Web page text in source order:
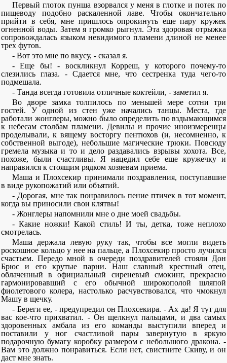
Первый глоток пунша взорвался у меня в глотке и потек по
пищеводу подобно раскаленной лаве. Чтобы окончательно
прийти в себя, мне пришлось опрокинуть еще пару кружек
огненной воды. Затем я громко рыгнул. Эта здоровая отрыжка
сопровождалась языком невидимого пламени длиной не менее
трех футов.
- Вот это мне по вкусу, - сказал я.
- Еще бы! - воскликнул Корреш, у которого почему-то
слезились глаза. - Сдается мне, что сестренка туда чего-то
подмешала.
- Танда всегда готовила отличные коктейли, - заметил я.
Во дворе замка толпилось по меньшей мере сотни три
гостей. У одной из стен уже начались танцы. Места, где
работали жонглеры, можно было определить по вздымающимся
к небесам столбам пламени. Девилы и прочие иноизмеренцы
проделывали, к вящему восторгу пентюхов (и, несомненно, к
собственной выгоде), небольшие магические трюки. Повсюду
гремела музыка и то и дело раздавались взрывы хохота. Все,
похоже, были счастливы. Я нацедил себе еще кружечку и
направился к стоящим рядком хозяевам приема.
Маша и Плохсекир принимали поздравления, поступавшие
в виде рукопожатий или объятий.
- Дорогая, мне так понравилось пение птичек в тот момент,
когда вы приносили свои клятвы!
- Жонглеры напомнили мне о дне моей свадьбы.
- Какие ножки! Какой стиль! И ты, детка, тоже неплохо
смотрелась.
Маша держала левую руку так, чтобы все могли видеть
роскошное кольцо у нее на пальце, а Плохсекир просто лучился
счастьем. Передо мной в очереди поздравителей стояли Дон
Брюс и его крутые парни. Наш славный крестный отец,
облаченный в официальный сиреневый смокинг, прекрасно
гармонировавший с его обычной широкополой шляпой
фиолетового колера, настолько расчувствовался, что чмокнул
Машу в щечку.
- Береги ее, - предупредил он Плохсекира. - Ах да! Я тут для
вас кое-что прихватил. - Он щелкнул пальцами, и два самых
здоровенных амбала из его команды выступили вперед и
поставили у ног счастливой пары завернутую в яркую
подарочную бумагу коробку размером с небольшого дракона. -
Вам это должно понравиться. Если нет, свистните Скиву, и он
даст мне знать.